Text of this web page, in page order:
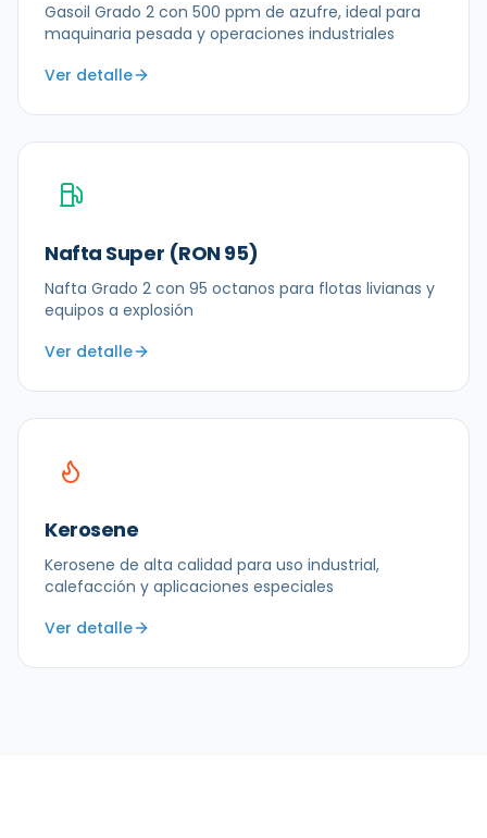
Gasoil Grado 2 con 500 ppm de azufre, ideal para
maquinaria pesada y operaciones industriales
Ver detalle
Nafta Super (RON 95)
Nafta Grado 2 con 95 octanos para flotas livianas y
equipos a explosión
Ver detalle
Kerosene
Kerosene de alta calidad para uso industrial,
calefacción y aplicaciones especiales
Ver detalle